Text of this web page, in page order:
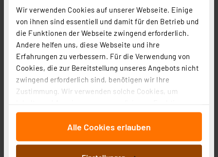
Wir verwenden Cookies auf unserer Webseite. Einige
von ihnen sind essentiell und damit für den Betrieb und
die Funktionen der Webseite zwingend erforderlich.
Andere helfen uns, diese Webseite und ihre
Erfahrungen zu verbessern. Für die Verwendung von
Cookies, die zur Bereitstellung unseres Angebots nicht
zwingend erforderlich sind, benötigen wir Ihre
Zustimmung. Wir verwenden solche Cookies, um
für soziale Medien anbieten zu können und die Zugriffe
auf unsere Website zu analysieren. Außerdem geben
an unsere Partner für soziale Medien, Werbung und
Alle Cookies erlauben
20,97 €
zzgl. MwSt.
Informationen zu Versandkosten